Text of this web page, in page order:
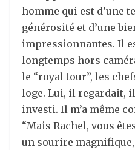
homme qui est d’une
générosité et d’une
impressionnantes. Il
longtemps hors
le “royal tour”, les
loge. Lui, il regardait,
investi. Il m’a même
“Mais Rachel, vous
un sourire